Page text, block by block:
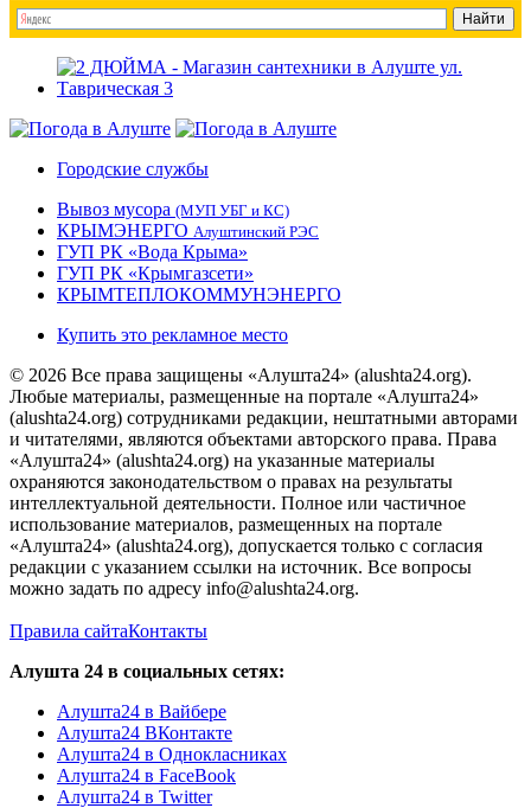
Городские службы
Вывоз мусора (МУП УБГ и КС)
КРЫМЭНЕРГО Алуштинский РЭС
ГУП РК «Вода Крыма»
ГУП РК «Крымгазсети»
КРЫМТЕПЛОКОММУНЭНЕРГО
Купить это рекламное место
© 2026 Все права защищены «Алушта24» (alushta24.org).
Любые материалы, размещенные на портале «Алушта24»
(alushta24.org) сотрудниками редакции, нештатными авторами
и читателями, являются объектами авторского права. Права
«Алушта24» (alushta24.org) на указанные материалы
охраняются законодательством о правах на результаты
интеллектуальной деятельности. Полное или частичное
использование материалов, размещенных на портале
«Алушта24» (alushta24.org), допускается только с согласия
редакции с указанием ссылки на источник. Все вопросы
можно задать по адресу info@alushta24.org.
Правила сайтаКонтакты
Алушта 24 в социальных сетях:
Алушта24 в Вайбере
Алушта24 ВКонтакте
Алушта24 в Однокласниках
Алушта24 в FaceBook
Алушта24 в Twitter